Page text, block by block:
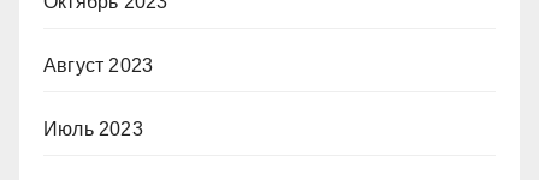
Август 2023
Июль 2023